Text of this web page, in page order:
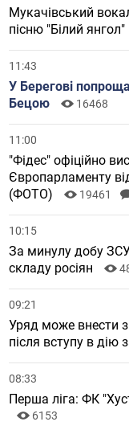
Мукачівський
пісню "Білий
11:43
У Берегові
Бецою
16468
11:00
"Фідес" офіційно
Європарламенту
(ФОТО)
19461
10:15
За минулу добу
складу росіян
09:21
Уряд може внести
після вступу в дію
08:33
Перша ліга: ФК
6153